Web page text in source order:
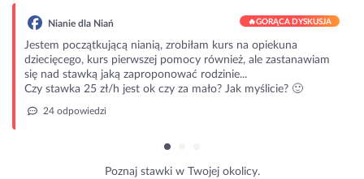
Nianie dla Niań 🔥GORĄCA DYSKUSJA
Jestem początkującą nianią, zrobiłam kurs na opiekuna
dziecięcego, kurs pierwszej pomocy również, ale zastanawiam
się nad stawką jaką zaproponować rodzinie...
Czy stawka 25 zł/h jest ok czy za mało? Jak myślicie? 🙂
24 odpowiedzi
Poznaj stawki w Twojej okolicy.